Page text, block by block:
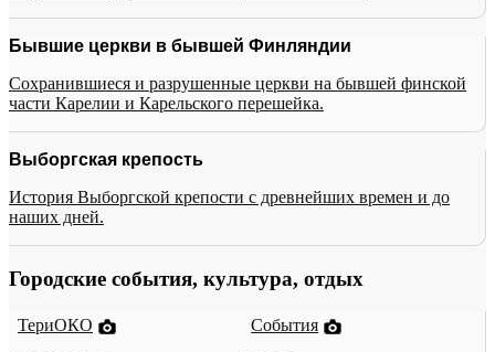
Бывшие церкви в бывшей Финляндии
Сохранившиеся и разрушенные церкви на бывшей финской
части Карелии и Карельского перешейка.
Выборгская крепость
История Выборгской крепости с древнейших времен и до
наших дней.
Городские события, культура, отдых
ТериОКО
События